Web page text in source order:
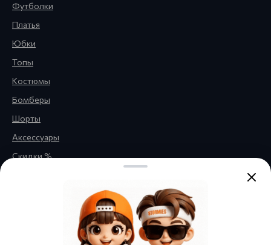
Футболки
Платья
Юбки
Топы
Костюмы
Бомберы
Шорты
Аксессуары
Скидки %
конфиденциальности
Публичная оферта
Нажимая кнопку «Отправить»,